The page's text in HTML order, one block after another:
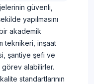
güvenli,
yapılmasını
akademik
teknikeri, inşaat
şantiye şefi ve
alabilirler.
standartlarının